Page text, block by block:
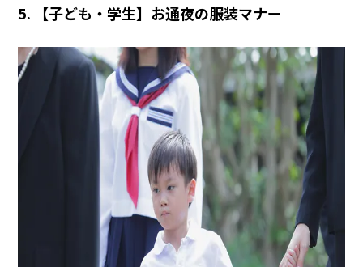
5. 【子ども・学生】お通夜の服装マナー